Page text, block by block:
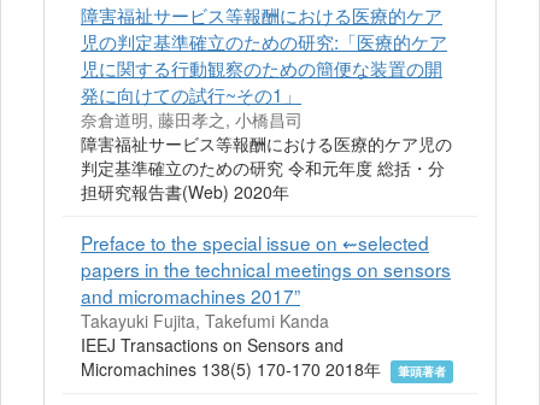
障害福祉サービス等報酬における医療的ケア
児の判定基準確立のための研究:「医療的ケア
児に関する行動観察のための簡便な装置の開
発に向けての試行~その1」
奈倉道明, 藤田孝之, 小橋昌司
障害福祉サービス等報酬における医療的ケア児の
判定基準確立のための研究 令和元年度 総括・分
担研究報告書(Web) 2020年
Preface to the special issue on ⇜selected
papers in the technical meetings on sensors
and micromachines 2017”
Takayuki Fujita, Takefumi Kanda
IEEJ Transactions on Sensors and
Micromachines 138(5) 170-170 2018年
筆頭著者